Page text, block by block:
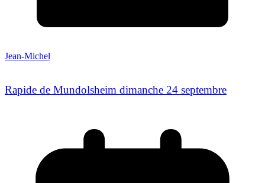
Jean-Michel
Rapide de Mundolsheim dimanche 24 septembre